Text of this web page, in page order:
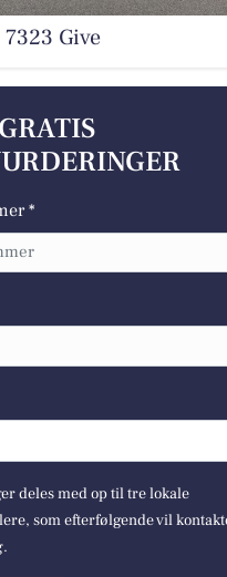
Give
*
deles med op til tre lokale
som efterfølgende vil